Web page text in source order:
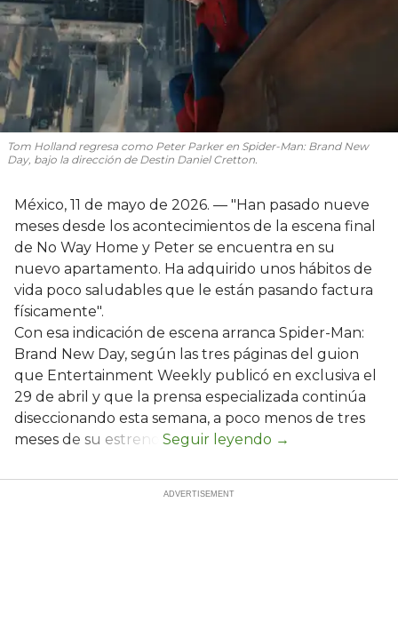
Tom Holland regresa como Peter Parker en Spider-Man: Brand New
Day, bajo la dirección de Destin Daniel Cretton.
México, 11 de mayo de 2026. — "Han pasado nueve
meses desde los acontecimientos de la escena final
de No Way Home y Peter se encuentra en su
nuevo apartamento. Ha adquirido unos hábitos de
vida poco saludables que le están pasando factura
físicamente".
Con esa indicación de escena arranca Spider-Man:
Brand New Day, según las tres páginas del guion
que Entertainment Weekly publicó en exclusiva el
29 de abril y que la prensa especializada continúa
diseccionando esta semana, a poco menos de tres
meses de su estreno.